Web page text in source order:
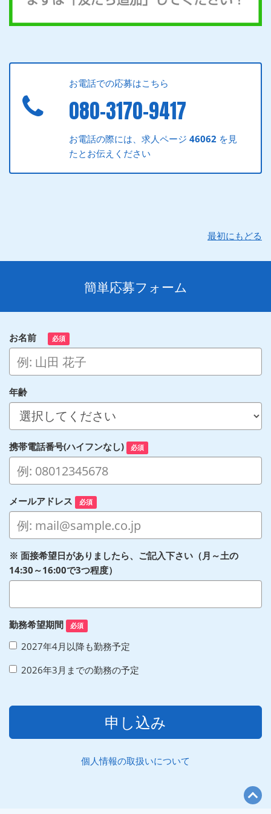
お電話での応募はこちら
080-3170-9417
お電話の際には、求人ページ46062 を見
たとお伝えください
最初にもどる
簡単応募フォーム
お名前 必須
年齢
携帯電話番号(ハイフンなし) 必須
メールアドレス 必須
※ 面接希望日がありましたら、ご記入下さい（月～土の
14:30～16:00で3つ程度）
勤務希望期間 必須
2027年4月以降も勤務予定
2026年3月までの勤務の予定
申し込み
個人情報の取扱いについて